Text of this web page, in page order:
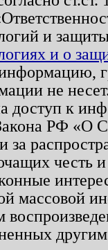
и
и о
не
доступ к
РФ «О
за
честь
массовой